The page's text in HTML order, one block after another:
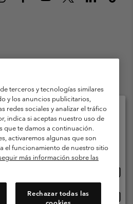
de Venta
Garantía
de miembros
Generado Por Los Usuarios
a 13:00 y de 14:00 a 18:00
terceros y tecnologías similares
y los anuncios publicitarios,
redes sociales y analizar el tráfico
indica si aceptas nuestro uso de
que te damos a continuación.
activaremos algunas que son
el funcionamiento de nuestro sitio
más información sobre las
Rechazar todas las
tu país e idioma envío
en línea disponibles
línea